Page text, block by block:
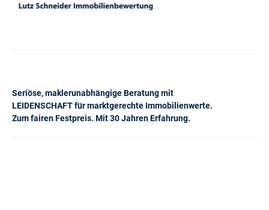
Seriöse, maklerunabhängige Beratung mit
LEIDENSCHAFT für marktgerechte Immobilienwerte.
Zum fairen Festpreis. Mit 30 Jahren Erfahrung.